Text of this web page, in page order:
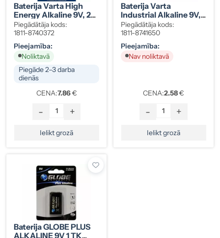
Baterija Varta High
Energy Alkaline 9V, 2
Gab.
Piegādātāja kods:
1811-8740372
Pieejamība:
Noliktavā
Piegāde 2–3 darba
dienās
CENA:7.86€
- +
Ielikt grozā
Baterija Varta
Industrial Alkaline 9V, 1
Gab.
Piegādātāja kods:
1811-8741650
Pieejamība:
Nav noliktavā
CENA:2.58€
- +
Ielikt grozā
Baterija GLOBE PLUS
ALKALINE 9V 1 TK